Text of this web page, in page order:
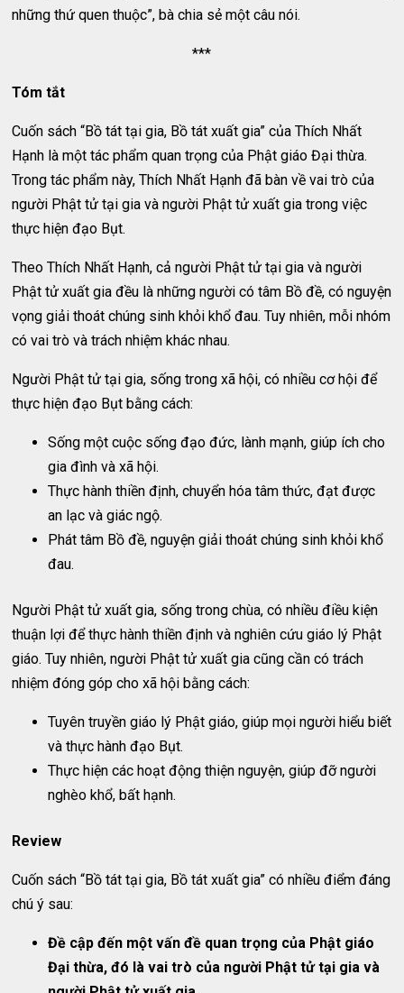
những thứ quen thuộc”, bà chia sẻ một câu nói.
***
Tóm tắt
Cuốn sách “Bồ tát tại gia, Bồ tát xuất gia” của Thích Nhất
Hạnh là một tác phẩm quan trọng của Phật giáo Đại thừa.
Trong tác phẩm này, Thích Nhất Hạnh đã bàn về vai trò của
người Phật tử tại gia và người Phật tử xuất gia trong việc
thực hiện đạo Bụt.
Theo Thích Nhất Hạnh, cả người Phật tử tại gia và người
Phật tử xuất gia đều là những người có tâm Bồ đề, có nguyện
vọng giải thoát chúng sinh khỏi khổ đau. Tuy nhiên, mỗi nhóm
có vai trò và trách nhiệm khác nhau.
Người Phật tử tại gia, sống trong xã hội, có nhiều cơ hội để
thực hiện đạo Bụt bằng cách:
Sống một cuộc sống đạo đức, lành mạnh, giúp ích cho
gia đình và xã hội.
Thực hành thiền định, chuyển hóa tâm thức, đạt được
an lạc và giác ngộ.
Phát tâm Bồ đề, nguyện giải thoát chúng sinh khỏi khổ
đau.
Người Phật tử xuất gia, sống trong chùa, có nhiều điều kiện
thuận lợi để thực hành thiền định và nghiên cứu giáo lý Phật
giáo. Tuy nhiên, người Phật tử xuất gia cũng cần có trách
nhiệm đóng góp cho xã hội bằng cách:
Tuyên truyền giáo lý Phật giáo, giúp mọi người hiểu biết
và thực hành đạo Bụt.
Thực hiện các hoạt động thiện nguyện, giúp đỡ người
nghèo khổ, bất hạnh.
Review
Cuốn sách “Bồ tát tại gia, Bồ tát xuất gia” có nhiều điểm đáng
chú ý sau:
Đề cập đến một vấn đề quan trọng của Phật giáo
Đại thừa, đó là vai trò của người Phật tử tại gia và